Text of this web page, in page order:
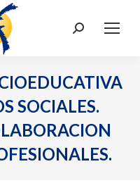
Buscar:
SOCIALES.